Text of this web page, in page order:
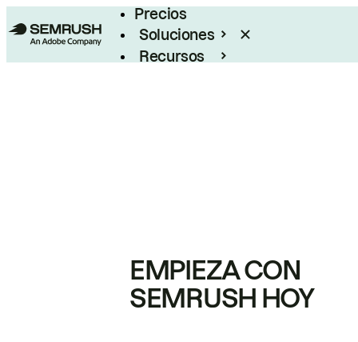
Precios
Soluciones
Recursos
EMPIEZA CON
SEMRUSH HOY